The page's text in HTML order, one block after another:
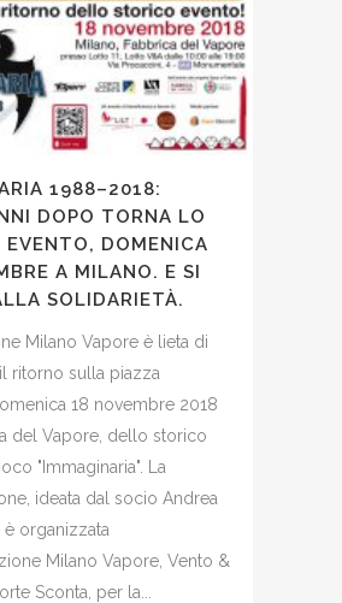
1988–2018:
DOPO TORNA LO
EVENTO, DOMENICA
A MILANO. E SI
SOLIDARIETÀ.
Milano Vapore è lieta di
ritorno sulla piazza
18 novembre 2018
del Vapore, dello storico
"Immaginaria". La
ideata dal socio Andrea
è organizzata
Milano Vapore, Vento &
Sconta, per la...